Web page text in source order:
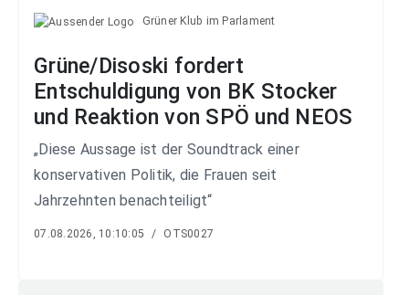
Grüner Klub im Parlament
Grüne/Disoski fordert
Entschuldigung von BK Stocker
und Reaktion von SPÖ und NEOS
„Diese Aussage ist der Soundtrack einer
konservativen Politik, die Frauen seit
Jahrzehnten benachteiligt“
07.08.2026, 10:10:05 / OTS0027